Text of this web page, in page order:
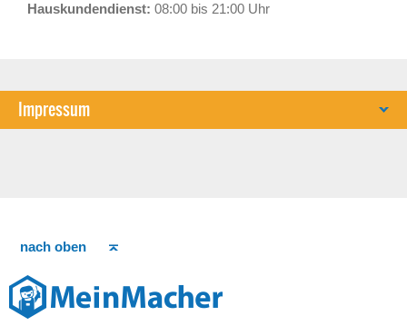
Hauskundendienst: 08:00 bis 21:00 Uhr
Impressum
nach oben